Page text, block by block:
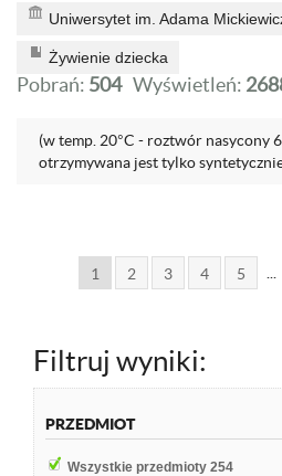
Uniwersytet im. Adama
Żywienie dziecka
Pobrań: 504 Wyświetleń:
(w temp. 20°C - roztwór nasycony
otrzymywana jest tylko syntetycznie.
1 2 3 4 5
Filtruj wyniki:
PRZEDMIOT
Wszystkie przedmioty 254